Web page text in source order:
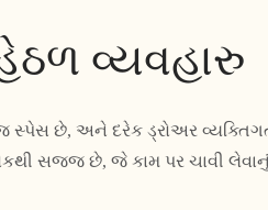
વ્યવહારુ
સ્પેસ છે, અને દરેક ડ્રોઅર
સજ્જ છે, જે કામ પર ચાવી